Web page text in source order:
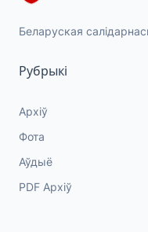
Беларуская
Рубрыкі
Архіў
Фота
Аўдыё
PDF Архіў